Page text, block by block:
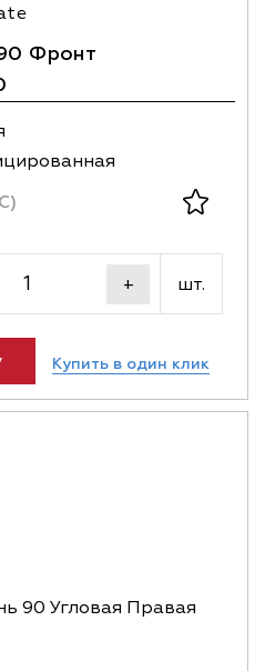
Фронт
+ шт.
Купить в один клик